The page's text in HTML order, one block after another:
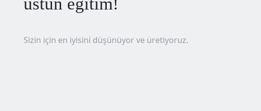
Sizin için en iyisini düşünüyor ve üretiyoruz.